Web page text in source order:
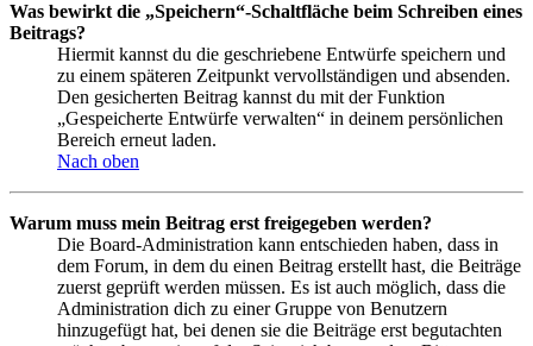
Was bewirkt die „Speichern“-Schaltfläche beim Schreiben eines
Beitrags?
Hiermit kannst du die geschriebene Entwürfe speichern und
zu einem späteren Zeitpunkt vervollständigen und absenden.
Den gesicherten Beitrag kannst du mit der Funktion
„Gespeicherte Entwürfe verwalten“ in deinem persönlichen
Bereich erneut laden.
Nach oben
Warum muss mein Beitrag erst freigegeben werden?
Die Board-Administration kann entschieden haben, dass in
dem Forum, in dem du einen Beitrag erstellt hast, die Beiträge
zuerst geprüft werden müssen. Es ist auch möglich, dass die
Administration dich zu einer Gruppe von Benutzern
hinzugefügt hat, bei denen sie die Beiträge erst begutachten